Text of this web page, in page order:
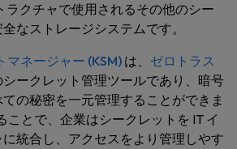
ラクチャで使用されるその他のシー
なストレージシステムです。
ネージャー (KSM) は、 ゼロトラス
シークレット管理ツールであり、暗号
の秘密を一元管理することができま
ことで、企業はシークレットを IT イ
統合し、アクセスをより管理しやす